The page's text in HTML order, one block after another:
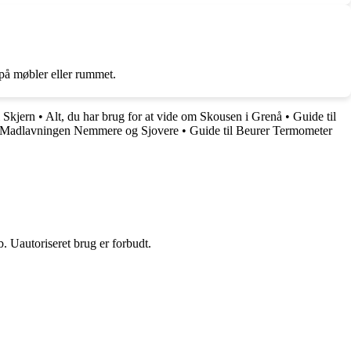
møbler eller rummet.
• Alt, du har brug for at vide om Skousen i Grenå • Guide til
Nemmere og Sjovere • Guide til Beurer Termometer
Uautoriseret brug er forbudt.